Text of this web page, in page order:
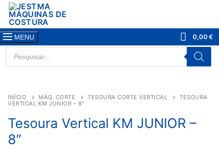
Saltar
para
conteúdo
MENU 0,00€
PRODUCTS
SEARCH
INÍCIO MÁQ. CORTE TESOURA CORTE VERTICAL
TESOURA
VERTICAL KM JUNIOR – 8″
Tesoura Vertical KM JUNIOR –
8″